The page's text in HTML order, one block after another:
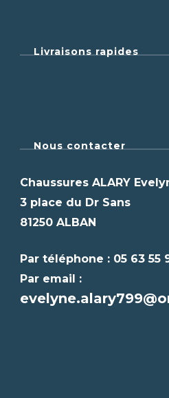
Livraisons rapides
Nous contacter
Chaussures ALARY
3 place du Dr Sans
81250 ALBAN
Par téléphone : 05 63 55
Par email :